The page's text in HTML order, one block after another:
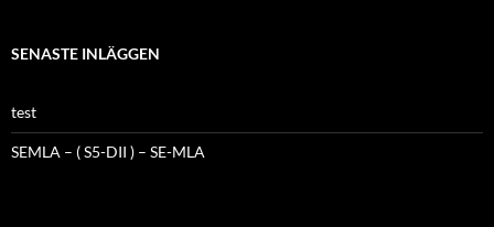
SENASTE INLÄGGEN
test
SEMLA – ( S5-DII ) – SE-MLA